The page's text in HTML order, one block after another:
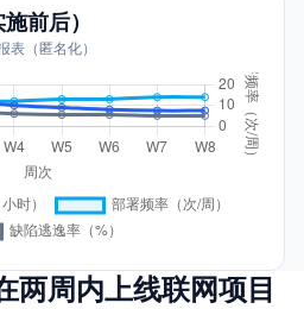
前后）
表（匿名化）
两周内上线联网项目